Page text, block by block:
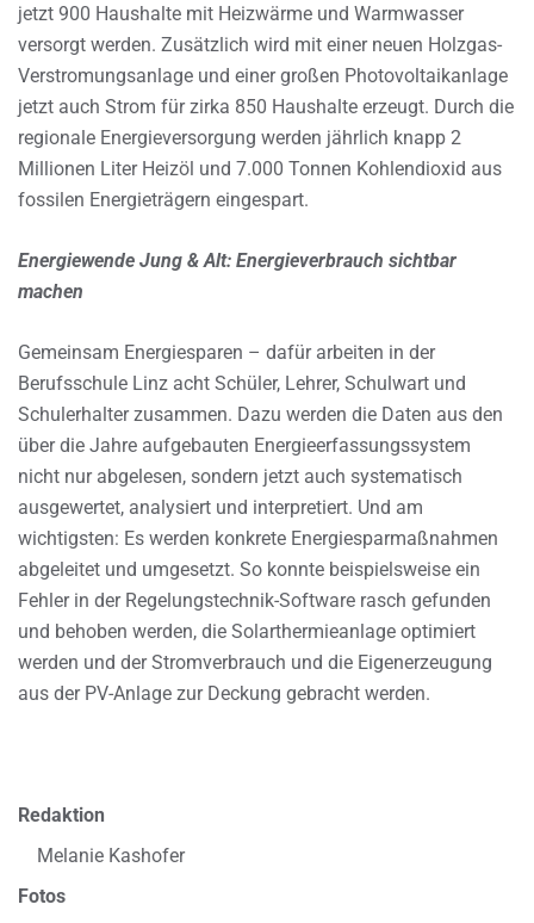
jetzt 900 Haushalte mit Heizwärme und Warmwasser
versorgt werden. Zusätzlich wird mit einer neuen Holzgas-
Verstromungsanlage und einer großen Photovoltaikanlage
jetzt auch Strom für zirka 850 Haushalte erzeugt. Durch die
regionale Energieversorgung werden jährlich knapp 2
Millionen Liter Heizöl und 7.000 Tonnen Kohlendioxid aus
fossilen Energieträgern eingespart.
Energiewende Jung & Alt: Energieverbrauch sichtbar
machen
Gemeinsam Energiesparen – dafür arbeiten in der
Berufsschule Linz acht Schüler, Lehrer, Schulwart und
Schulerhalter zusammen. Dazu werden die Daten aus den
über die Jahre aufgebauten Energieerfassungssystem
nicht nur abgelesen, sondern jetzt auch systematisch
ausgewertet, analysiert und interpretiert. Und am
wichtigsten: Es werden konkrete Energiesparmaßnahmen
abgeleitet und umgesetzt. So konnte beispielsweise ein
Fehler in der Regelungstechnik-Software rasch gefunden
und behoben werden, die Solarthermieanlage optimiert
werden und der Stromverbrauch und die Eigenerzeugung
aus der PV-Anlage zur Deckung gebracht werden.
Redaktion
Melanie Kashofer
Fotos